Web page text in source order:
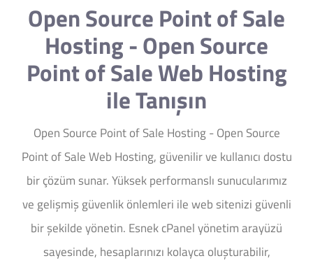
Open Source Point of Sale
Hosting - Open Source
Point of Sale Web Hosting
ile Tanışın
Open Source Point of Sale Hosting - Open Source
Point of Sale Web Hosting, güvenilir ve kullanıcı dostu
bir çözüm sunar. Yüksek performanslı sunucularımız
ve gelişmiş güvenlik önlemleri ile web sitenizi güvenli
bir şekilde yönetin. Esnek cPanel yönetim arayüzü
sayesinde, hesaplarınızı kolayca oluşturabilir,